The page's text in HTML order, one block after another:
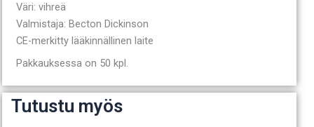
Väri: vihreä
Valmistaja: Becton Dickinson
CE-merkitty lääkinnällinen laite
Pakkauksessa on 50 kpl.
Tutustu myös